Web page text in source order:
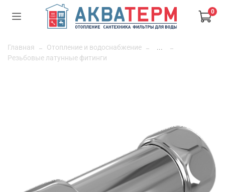
0
Главная Отопление и водоснабжение
...
Резьбовые латунные фитинги